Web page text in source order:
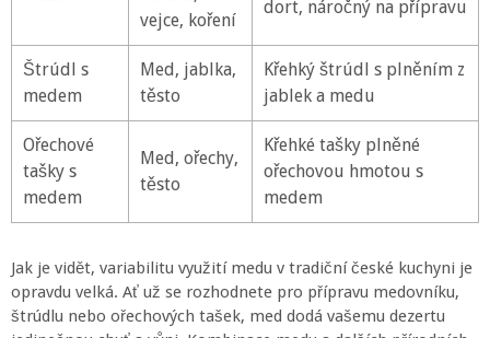
vejce, koření
dort, náročný na přípravu
Štrúdl s
medem
Med, jablka,
těsto
Křehký štrúdl s plněním z
jablek a medu
Ořechové
tašky s
medem
Med, ořechy,
těsto
Křehké tašky plněné
ořechovou hmotou s
medem
Jak je vidět, variabilitu využití medu v tradiční české kuchyni je
opravdu velká. Ať už se rozhodnete pro přípravu medovníku,
štrúdlu nebo ořechových tašek, med dodá vašemu dezertu